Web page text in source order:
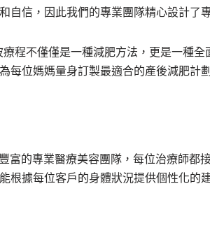
自信，因此我們的專業團隊精心設計了
程不僅僅是一種減肥方法，更是一種
每位媽媽量身訂製最適合的產後減肥計
富的專業醫療美容團隊，每位治療師都
根據每位客戶的身體狀況提供個性化的